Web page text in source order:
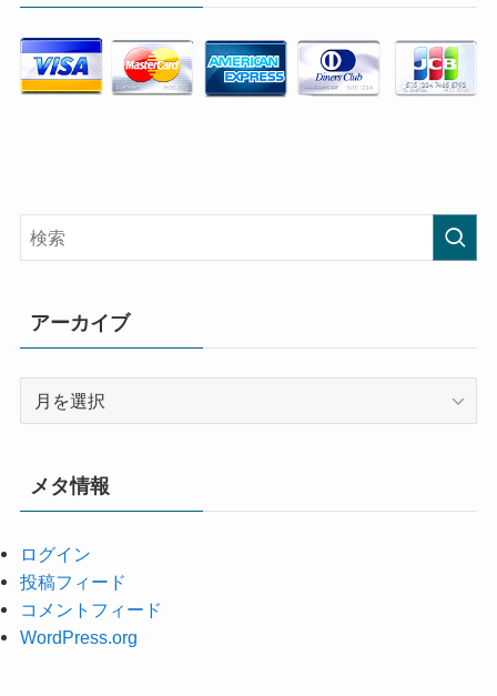
アーカイブ
メタ情報
ログイン
投稿フィード
コメントフィード
WordPress.org